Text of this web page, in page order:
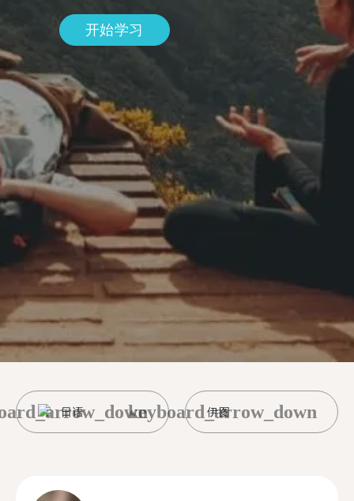
开始学习
日语 伊图
keyboard_arrow_down